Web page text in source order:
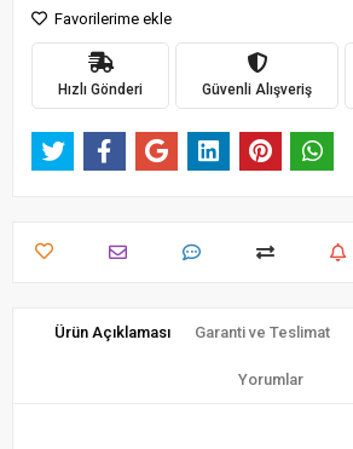
Favorilerime ekle
Hızlı Gönderi Güvenli Alışveriş
Ürün Açıklaması Garanti ve Teslimat
Yorumlar